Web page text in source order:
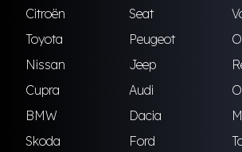
Citroën
Seat
Toyota
Peugeot
Nissan
Jeep
Cupra
Audi
BMW
Dacia
Skoda
Ford